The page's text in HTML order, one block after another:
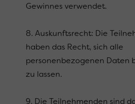
Gewinnes verwendet.
8. Auskunftsrecht: Die
haben das Recht, sich alle
personenbezogenen Daten
zu lassen.
9. Die Teilnehmenden sind